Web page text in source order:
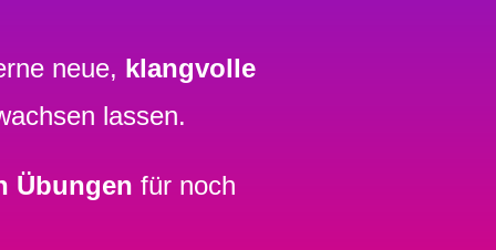
neue, klangvolle
lassen.
Übungen für noch